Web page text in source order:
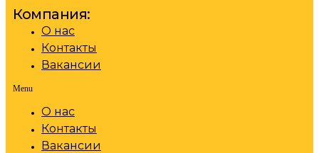
Компания:
О нас
Контакты
Вакансии
Menu
О нас
Контакты
Вакансии